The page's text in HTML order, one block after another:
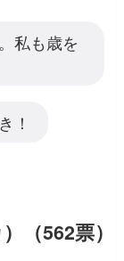
私も歳を
！
（562票）